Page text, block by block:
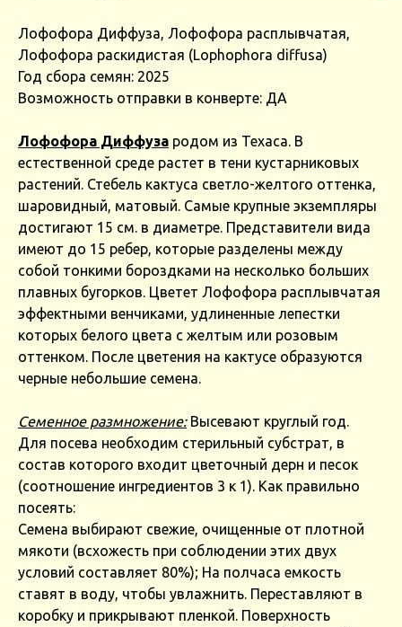
Лофофора Диффуза, Лофофора расплывчатая,
Лофофора раскидистая (Lophophora diffusa)
Год сбора семян: 2025
Возможность отправки в конверте: ДА
Лофофора Диффуза родом из Техаса. В
естественной среде растет в тени кустарниковых
растений. Стебель кактуса светло-желтого оттенка,
шаровидный, матовый. Самые крупные экземпляры
достигают 15 см. в диаметре. Представители вида
имеют до 15 ребер, которые разделены между
собой тонкими бороздками на несколько больших
плавных бугорков. Цветет Лофофора расплывчатая
эффектными венчиками, удлиненные лепестки
которых белого цвета с желтым или розовым
оттенком. После цветения на кактусе образуются
черные небольшие семена.
Семенное размножение:Высевают круглый год.
Для посева необходим стерильный субстрат, в
состав которого входит цветочный дерн и песок
(соотношение ингредиентов 3 к 1). Как правильно
посеять:
Семена выбирают свежие, очищенные от плотной
мякоти (всхожесть при соблюдении этих двух
условий составляет 80%); На полчаса емкость
ставят в воду, чтобы увлажнить. Переставляют в
коробку и прикрывают пленкой. Поверхность